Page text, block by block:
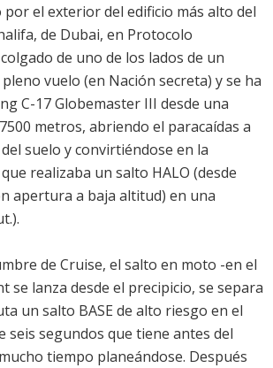
por el exterior del edificio más alto del
de Dubai, en Protocolo
de uno de los lados de un
vuelo (en Nación secreta) y se ha
C-17 Globemaster III desde una
metros, abriendo el paracaídas a
suelo y convirtiéndose en la
realizaba un salto HALO (desde
apertura a baja altitud) en una
de Cruise, el salto en moto -en el
se lanza desde el precipicio, se separa
un salto BASE de alto riesgo en el
seis segundos que tiene antes del
tiempo planeándose. Después